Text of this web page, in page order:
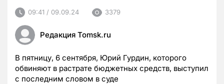
09:41 / 09.09.24 3379
Редакция Tomsk.ru
В пятницу, 6 сентября, Юрий Гурдин, которого
обвиняют в растрате бюджетных средств, выступил
с последним словом в суде